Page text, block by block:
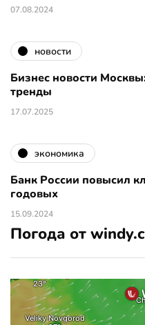
07.08.2024
новости
Бизнес новости
тренды
17.07.2025
экономика
Банк России повысил
годовых
15.09.2024
Погода от